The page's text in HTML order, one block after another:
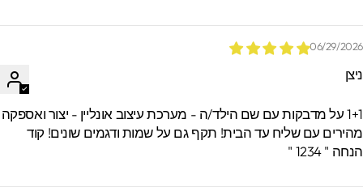
06/29/
1+1 על מדבקות עם שם הילד/ה - מערכת עיצוב אונליין - יצור ואספקה
עם שליח עד הבית! תקף גם על שמות ודגמים שונים! קוד
" 1234 "